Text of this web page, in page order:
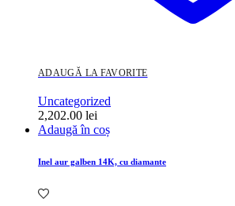
ADAUGĂ LA FAVORITE
Uncategorized
2,202.00 lei
Adaugă în coș
Inel aur galben 14K, cu diamante